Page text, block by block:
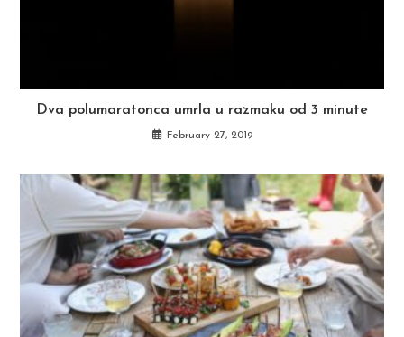
Dva polumaratonca umrla u razmaku od 3 minute
February 27, 2019